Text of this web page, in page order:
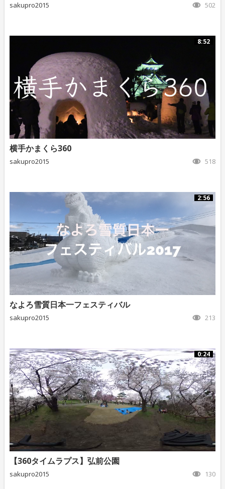
sakupro2015 502
8:52
横手かまくら360
sakupro2015 518
2:56
なよろ雪質日本一フェスティバル
sakupro2015 213
0:24
【360タイムラプス】弘前公園
sakupro2015 130